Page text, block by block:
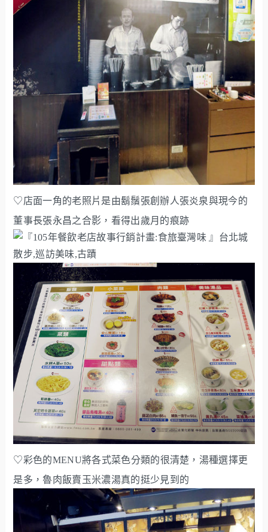
♡店面一角的老照片是由鬍鬚張創辦人張炎泉與現今的
董事長張永昌之合影，看得出歲月的痕跡
♡彩色的MENU將各式菜色分類的很清楚，湯種選擇更
是多，魯肉飯賣玉米濃湯真的挺少見到的